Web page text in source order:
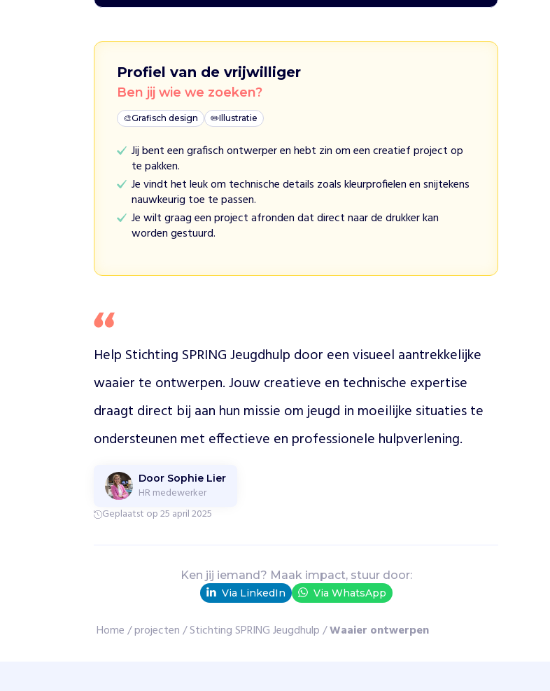
g
z
i
d
e
g
v
s
t
t
z
Profiel van de vrijwilliger
Ben jij wie we zoeken?
🎨Grafisch design ✏️Illustratie
Jij bent een grafisch ontwerper en hebt zin om een creatief project op
te pakken.
Je vindt het leuk om technische details zoals kleurprofielen en snijtekens
nauwkeurig toe te passen.
Je wilt graag een project afronden dat direct naar de drukker kan
worden gestuurd.
Help Stichting SPRING Jeugdhulp door een visueel aantrekkelijke
waaier te ontwerpen. Jouw creatieve en technische expertise
draagt direct bij aan hun missie om jeugd in moeilijke situaties te
ondersteunen met effectieve en professionele hulpverlening.
Door Sophie Lier
HR medewerker
Geplaatst op 25 april 2025
Ken jij iemand? Maak impact, stuur door:
Via LinkedIn Via WhatsApp
Home /projecten /Stichting SPRING Jeugdhulp /Waaier ontwerpen